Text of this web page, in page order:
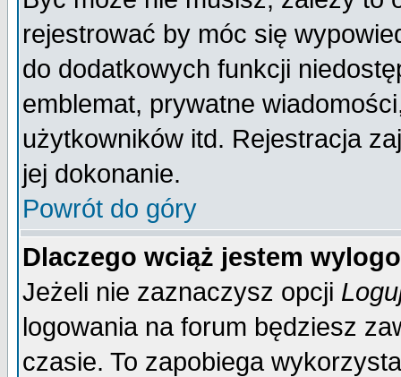
rejestrować by móc się
do dodatkowych funkcji
emblemat, prywatne
użytkowników itd. Rejestracja
jej dokonanie.
Powrót do góry
Dlaczego wciąż jestem
Jeżeli nie zaznaczysz opcji
logowania na forum będziesz
czasie. To zapobiega